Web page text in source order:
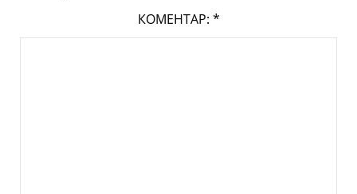
КОМЕНТАР: *